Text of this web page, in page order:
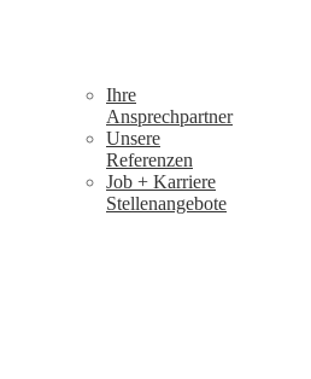
Ihre
Ansprechpartner
Unsere
Referenzen
Job + Karriere
Stellenangebote